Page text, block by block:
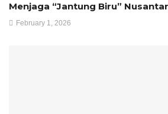
Menjaga “Jantung Biru”
February 1, 2026